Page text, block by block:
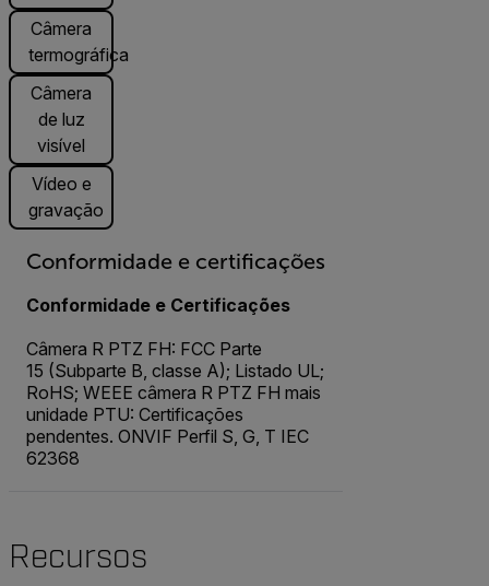
Câmera
termográfica
Câmera
de luz
visível
Vídeo e
gravação
Conformidade e certificações
Conformidade e Certificações
Câmera R PTZ FH: FCC Parte
15 (Subparte B, classe A); Listado UL;
RoHS; WEEE câmera R PTZ FH mais
unidade PTU: Certificações
pendentes. ONVIF Perfil S, G, T IEC
62368
Recursos